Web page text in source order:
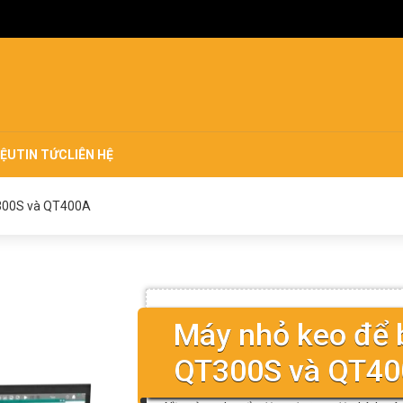
TIN TỨC LIÊN HỆ
và QT400A
Máy nhỏ keo để
QT300S và